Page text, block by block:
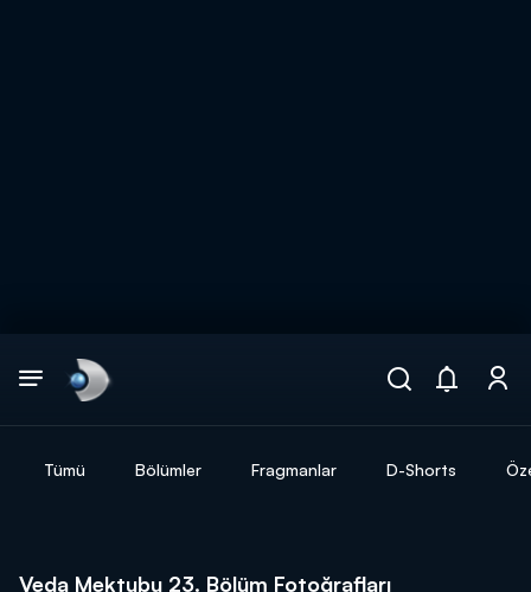
Tümü Bölümler Fragmanlar D-Shorts
Veda Mektubu 23. Bölüm Fotoğrafları